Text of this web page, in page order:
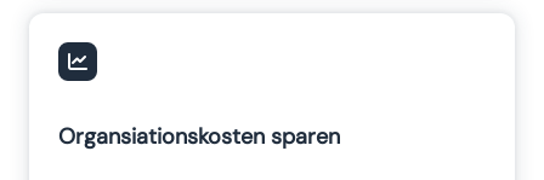
Organsiationskosten sparen